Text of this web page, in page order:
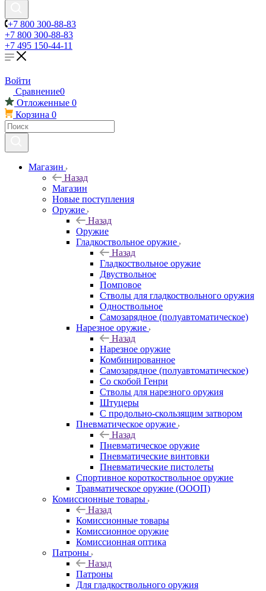
+7 800 300-88-83
+7 800 300-88-83
+7 495 150-44-11
Войти
Сравнение0
Отложенные 0
Корзина 0
Магазин
Назад
Магазин
Новые поступления
Оружие
Назад
Оружие
Гладкоствольное оружие
Назад
Гладкоствольное оружие
Двуствольное
Помповое
Стволы для гладкоствольного оружия
Одноствольное
Самозарядное (полуавтоматическое)
Нарезное оружие
Назад
Нарезное оружие
Комбинированное
Самозарядное (полуавтоматическое)
Со скобой Генри
Стволы для нарезного оружия
Штуцеры
С продольно-скользящим затвором
Пневматическое оружие
Назад
Пневматическое оружие
Пневматические винтовки
Пневматические пистолеты
Спортивное короткоствольное оружие
Травматическое оружие (ОООП)
Комиссионные товары
Назад
Комиссионные товары
Комиссионное оружие
Комиссионная оптика
Патроны
Назад
Патроны
Для гладкоствольного оружия